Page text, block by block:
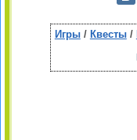
Игры/ Квесты/